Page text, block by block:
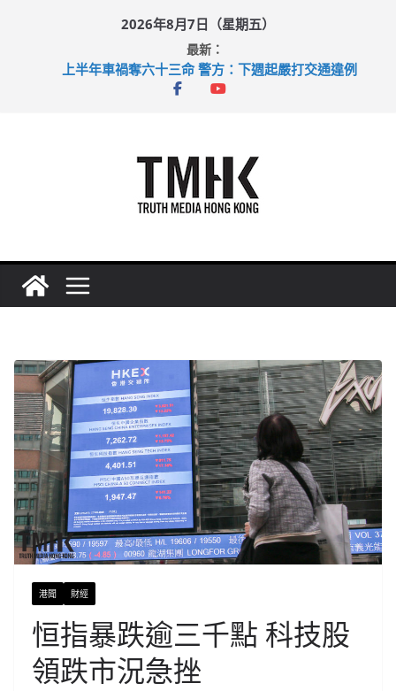
2026年8月7日（星期五）
最新：
上半年車禍奪六十三命 警方：下週起嚴打交通違例
性罪行修例獲九成支持 鄧炳強：爭取今屆任期內完成立法
港聞 財經
恒指暴跌逾三千點 科技股
領跌市況急挫